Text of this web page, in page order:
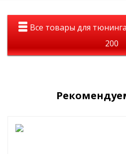
Все товары для
200